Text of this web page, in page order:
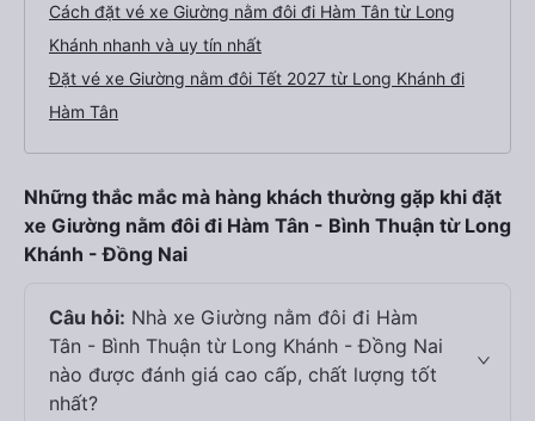
Cách đặt vé xe Giường nằm đôi đi Hàm Tân từ Long
Khánh nhanh và uy tín nhất
Đặt vé xe Giường nằm đôi Tết 2027 từ Long Khánh đi
Hàm Tân
Những thắc mắc mà hàng khách thường gặp khi đặt
xe Giường nằm đôi đi Hàm Tân - Bình Thuận từ Long
Khánh - Đồng Nai
Câu hỏi: Nhà xe Giường nằm đôi đi Hàm
Tân - Bình Thuận từ Long Khánh - Đồng Nai
nào được đánh giá cao cấp, chất lượng tốt
nhất?